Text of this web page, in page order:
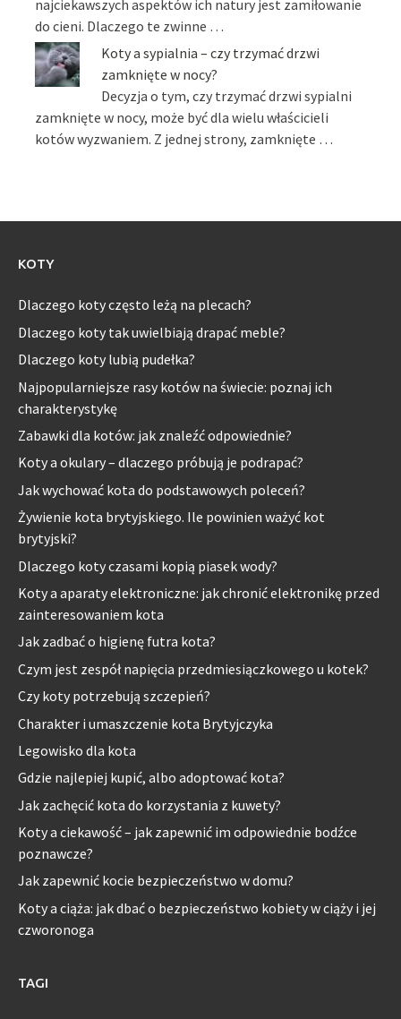
najciekawszych aspektów ich natury jest zamiłowanie
do cieni. Dlaczego te zwinne …
Koty a sypialnia – czy trzymać drzwi
zamknięte w nocy?
Decyzja o tym, czy trzymać drzwi sypialni
zamknięte w nocy, może być dla wielu właścicieli
kotów wyzwaniem. Z jednej strony, zamknięte …
KOTY
Dlaczego koty często leżą na plecach?
Dlaczego koty tak uwielbiają drapać meble?
Dlaczego koty lubią pudełka?
Najpopularniejsze rasy kotów na świecie: poznaj ich
charakterystykę
Zabawki dla kotów: jak znaleźć odpowiednie?
Koty a okulary – dlaczego próbują je podrapać?
Jak wychować kota do podstawowych poleceń?
Żywienie kota brytyjskiego. Ile powinien ważyć kot
brytyjski?
Dlaczego koty czasami kopią piasek wody?
Koty a aparaty elektroniczne: jak chronić elektronikę przed
zainteresowaniem kota
Jak zadbać o higienę futra kota?
Czym jest zespół napięcia przedmiesiączkowego u kotek?
Czy koty potrzebują szczepień?
Charakter i umaszczenie kota Brytyjczyka
Legowisko dla kota
Gdzie najlepiej kupić, albo adoptować kota?
Jak zachęcić kota do korzystania z kuwety?
Koty a ciekawość – jak zapewnić im odpowiednie bodźce
poznawcze?
Jak zapewnić kocie bezpieczeństwo w domu?
Koty a ciąża: jak dbać o bezpieczeństwo kobiety w ciąży i jej
czworonoga
TAGI